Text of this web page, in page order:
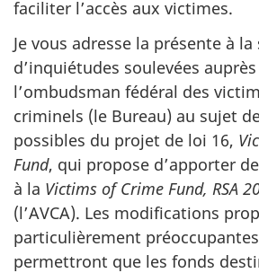
faciliter l’accès aux victimes.
Je vous adresse la présente à
d’inquiétudes soulevées
l’ombudsman fédéral des
criminels (le Bureau) au sujet
possibles du projet de loi 16,
Fund, qui propose d’apporter
à la Victims of Crime Fund, RSA
(l’AVCA). Les modifications
particulièrement
permettront que les fonds